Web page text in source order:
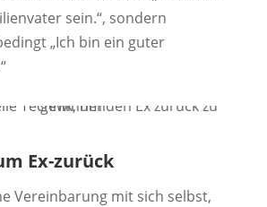
sein.“, sondern
„Ich bin ein guter
Ex-zurück
Vereinbarung mit sich selbst,